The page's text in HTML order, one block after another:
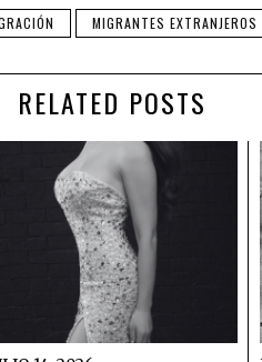
MIGRANTES EXTRANJEROS
RELATED POSTS